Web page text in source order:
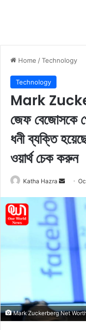
Home /Technology
Technology
Mark
জেফ বেজোসকে
ধনী ব্যক্তি
ওয়ার্থ চেক করুন
Katha Hazra
l
Mark Zuckerberg Net